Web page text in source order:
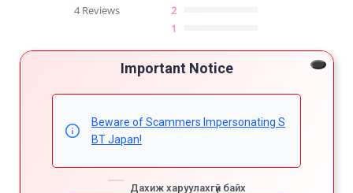
Important Notice
Beware of Scammers Impersonating S
BT Japan!
Дахиж харуулахгүй байх
rating
4 Reviews
2
1
REVIEWS
Filter Reviews
More Filters